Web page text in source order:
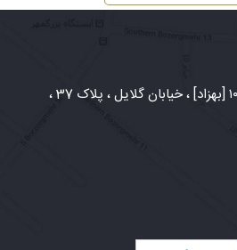
شهر مشهد، بلوار سجاد ، خیابان خیام جنوبی ۱۰ [بهزاد] ، خیابان گلایل ، پلاک 37 ،